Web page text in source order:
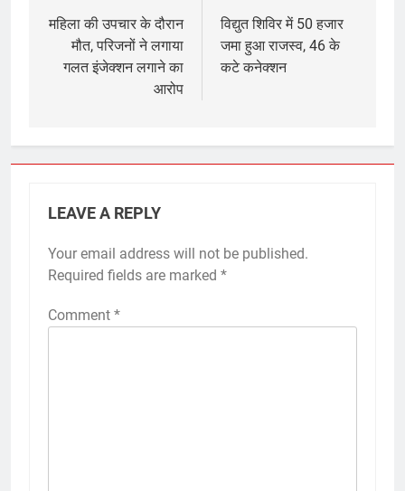
navigation
महिला की उपचार के दौरान
मौत, परिजनों ने लगाया
गलत इंजेक्शन लगाने का
आरोप
विद्युत शिविर में 50 हजार
जमा हुआ राजस्व, 46 के
कटे कनेक्शन
LEAVE A REPLY
Your email address will not be published.
Required fields are marked *
Comment *